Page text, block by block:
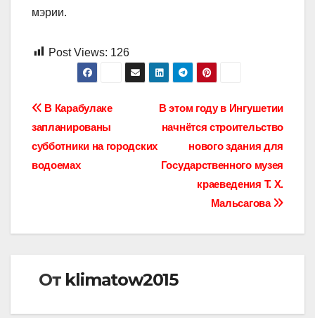
мэрии.
Post Views: 126
Навигация
по
записям
В этом году в Ингушетии
начнётся строительство
нового здания для
Государственного музея
краеведения Т. Х.
Мальсагова
В Карабулаке
запланированы
субботники на городских
водоемах
От klimatow2015